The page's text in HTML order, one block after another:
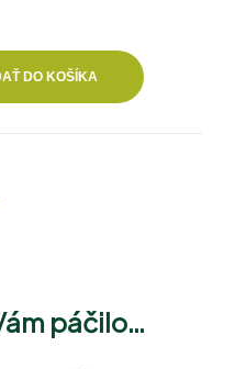
DO KOŠÍKA
páčilo…